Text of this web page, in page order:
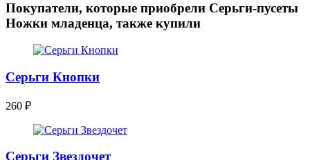
Покупатели, которые приобрели Серьги-пусеты
Ножки младенца, также купили
Серьги Кнопки
260 ₽
Серьги Звездочет